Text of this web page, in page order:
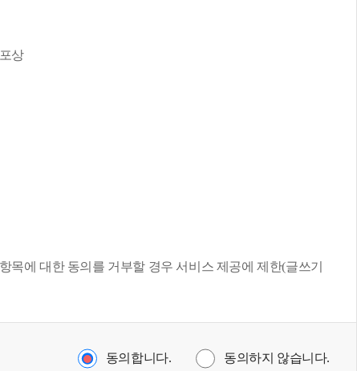
상
목에 대한 동의를 거부할 경우 서비스 제공에 제한(글쓰기
동의합니다. 동의하지 않습니다.